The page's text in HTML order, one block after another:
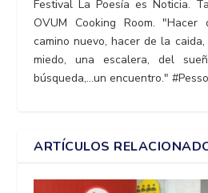
Festival La Poesía es Noticia.
OVUM Cooking Room.
camino nuevo, hacer de la
miedo, una escalera, del
búsqueda,...un encuentro."
ARTÍCULOS